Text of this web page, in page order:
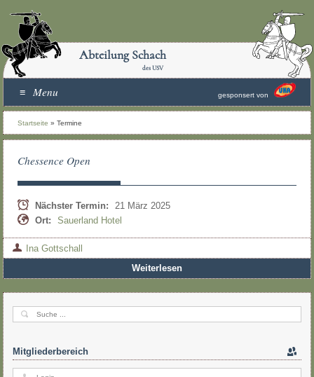
Abteilung Schach
des USV
gesponsert von
Menu
Startseite » Termine
Chessence Open
Nächster Termin:
21 März 2025
Ort:
Sauerland Hotel
Ina Gottschall
Weiterlesen
Mitgliederbereich